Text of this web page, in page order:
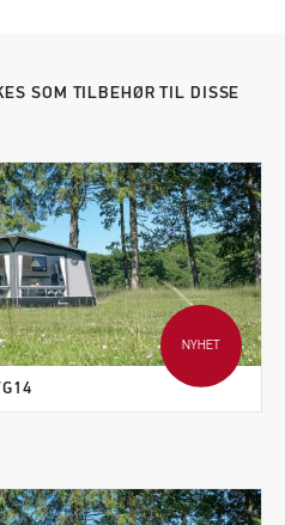
SOM TILBEHØR TIL DISSE
NYHET